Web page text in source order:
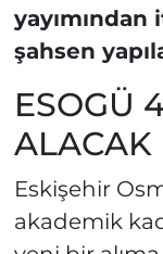
şahsen
ESOGÜ
ALACAK
Eskişehir
akademik